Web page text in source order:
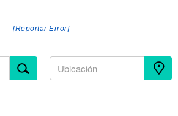
[Reportar Error]